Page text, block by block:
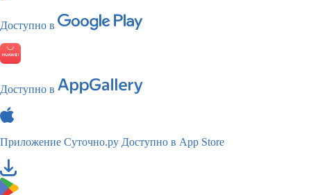
Доступно в
Доступно в
Приложение Суточно.ру Доступно в App Store